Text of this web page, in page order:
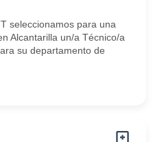
seleccionamos para una
Alcantarilla un/a Técnico/a
su departamento de